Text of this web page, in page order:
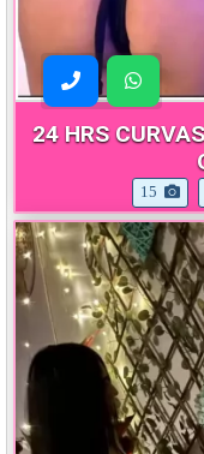
24 HRS CURVAS
15